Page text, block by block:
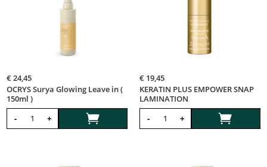
OCRYS Surya Glowing Leave in (
150ml )
€24,45
- + 
KERATIN PLUS EMPOWER SNAP
LAMINATION
€ 19,45
- + 